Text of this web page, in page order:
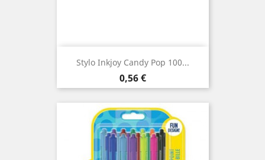
Stylo Inkjoy Candy Pop 100...
Prix
0,56 €